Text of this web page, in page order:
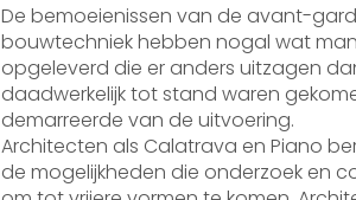
De bemoeienissen van de avant-
bouwtechniek hebben nogal wat
opgeleverd die er anders uitzagen
daadwerkelijk tot stand waren
demarreerde van de uitvoering.
Architecten als Calatrava en Piano
de mogelijkheden die onderzoek en